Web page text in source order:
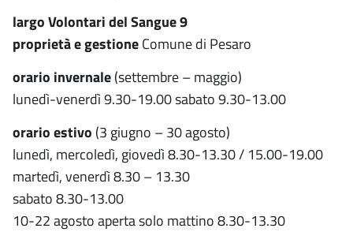
largo Volontari del Sangue 9
proprietà e gestioneComune di Pesaro
orario invernale(settembre – maggio)
lunedì-venerdì 9.30-19.00 sabato 9.30-13.00
orario estivo (3 giugno – 30 agosto)
lunedì, mercoledì, giovedì 8.30-13.30 / 15.00-19.00
martedì, venerdì 8.30 – 13.30
sabato 8.30-13.00
10-22 agosto aperta solo mattino 8.30-13.30